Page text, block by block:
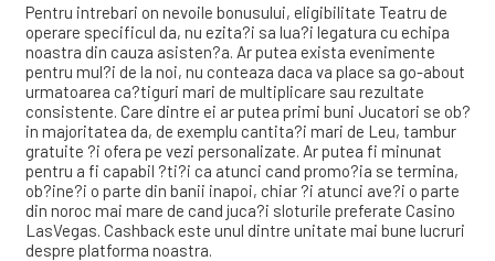
Pentru intrebari on nevoile bonusului, eligibilitate Teatru de
operare specificul da, nu ezita?i sa lua?i legatura cu echipa
noastra din cauza asisten?a. Ar putea exista evenimente
pentru mul?i de la noi, nu conteaza daca va place sa go-about
urmatoarea ca?tiguri mari de multiplicare sau rezultate
consistente. Care dintre ei ar putea primi buni Jucatori se ob?
in majoritatea da, de exemplu cantita?i mari de Leu, tambur
gratuite ?i ofera pe vezi personalizate. Ar putea fi minunat
pentru a fi capabil ?ti?i ca atunci cand promo?ia se termina,
ob?ine?i o parte din banii inapoi, chiar ?i atunci ave?i o parte
din noroc mai mare de cand juca?i sloturile preferate Casino
LasVegas. Cashback este unul dintre unitate mai bune lucruri
despre platforma noastra.